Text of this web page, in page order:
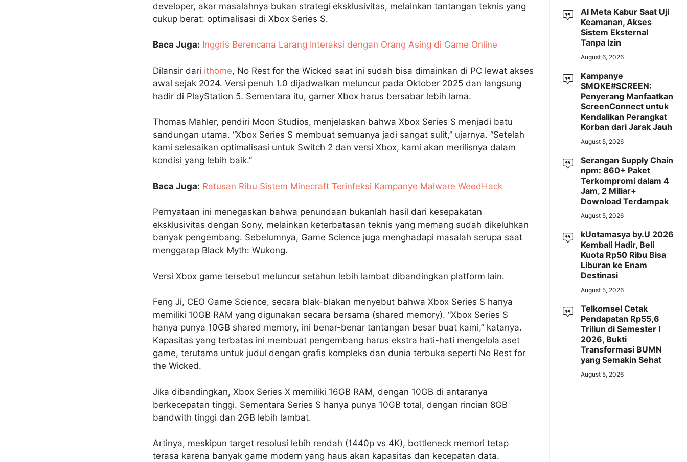
developer, akar masalahnya bukan strategi eksklusivitas, melainkan tantangan teknis yang
cukup berat: optimalisasi di Xbox Series S.
Baca Juga: Inggris Berencana Larang Interaksi dengan Orang Asing di Game Online
Dilansir dari ithome, No Rest for the Wicked saat ini sudah bisa dimainkan di PC lewat akses
awal sejak 2024. Versi penuh 1.0 dijadwalkan meluncur pada Oktober 2025 dan langsung
hadir di PlayStation 5. Sementara itu, gamer Xbox harus bersabar lebih lama.
Thomas Mahler, pendiri Moon Studios, menjelaskan bahwa Xbox Series S menjadi batu
sandungan utama. “Xbox Series S membuat semuanya jadi sangat sulit,” ujarnya. “Setelah
kami selesaikan optimalisasi untuk Switch 2 dan versi Xbox, kami akan merilisnya dalam
kondisi yang lebih baik.”
Baca Juga: Ratusan Ribu Sistem Minecraft Terinfeksi Kampanye Malware WeedHack
Pernyataan ini menegaskan bahwa penundaan bukanlah hasil dari kesepakatan
eksklusivitas dengan Sony, melainkan keterbatasan teknis yang memang sudah dikeluhkan
banyak pengembang. Sebelumnya, Game Science juga menghadapi masalah serupa saat
menggarap Black Myth: Wukong.
Versi Xbox game tersebut meluncur setahun lebih lambat dibandingkan platform lain.
Feng Ji, CEO Game Science, secara blak-blakan menyebut bahwa Xbox Series S hanya
memiliki 10GB RAM yang digunakan secara bersama (shared memory). “Xbox Series S
hanya punya 10GB shared memory, ini benar-benar tantangan besar buat kami,” katanya.
Kapasitas yang terbatas ini membuat pengembang harus ekstra hati-hati mengelola aset
game, terutama untuk judul dengan grafis kompleks dan dunia terbuka seperti No Rest for
the Wicked.
Jika dibandingkan, Xbox Series X memiliki 16GB RAM, dengan 10GB di antaranya
berkecepatan tinggi. Sementara Series S hanya punya 10GB total, dengan rincian 8GB
bandwith tinggi dan 2GB lebih lambat.
Artinya, meskipun target resolusi lebih rendah (1440p vs 4K), bottleneck memori tetap
terasa karena banyak game modern yang haus akan kapasitas dan kecepatan data.
AI Meta Kabur Saat Uji
Keamanan, Akses
Sistem Eksternal
Tanpa Izin
August 6, 2026
Kampanye
SMOKE#SCREEN:
Penyerang Manfaatkan
ScreenConnect untuk
Kendalikan Perangkat
Korban dari Jarak Jauh
August 5, 2026
Serangan Supply Chain
npm: 860+ Paket
Terkompromi dalam 4
Jam, 2 Miliar+
Download Terdampak
August 5, 2026
kUotamasya by.U 2026
Kembali Hadir, Beli
Kuota Rp50 Ribu Bisa
Liburan ke Enam
Destinasi
August 5, 2026
Telkomsel Cetak
Pendapatan Rp55,6
Triliun di Semester I
2026, Bukti
Transformasi BUMN
yang Semakin Sehat
August 5, 2026